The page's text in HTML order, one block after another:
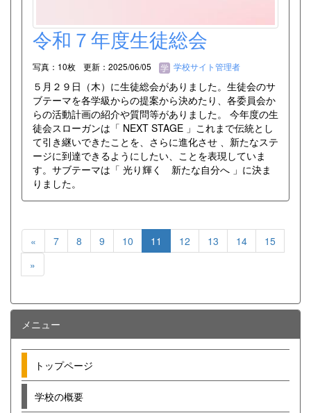
令和７年度生徒総会
写真：10枚 更新：2025/06/05 学校サイト管理者
５月２９日（木）に生徒総会がありました。生徒会のサ
ブテーマを各学級からの提案から決めたり、各委員会か
らの活動計画の紹介や質問等がありました。 今年度の生
徒会スローガンは「 NEXT STAGE 」これまで伝統とし
て引き継いできたことを、さらに進化させ 、新たなステ
ージに到達できるようにしたい、ことを表現していま
す。サブテーマは「 光り輝く 新たな自分へ 」に決ま
りました。
« 7 8 9 10 11 12 13 14
15
»
メニュー
トップページ
学校の概要